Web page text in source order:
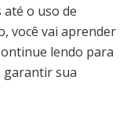
até o uso de
você vai aprender
lendo para
garantir sua